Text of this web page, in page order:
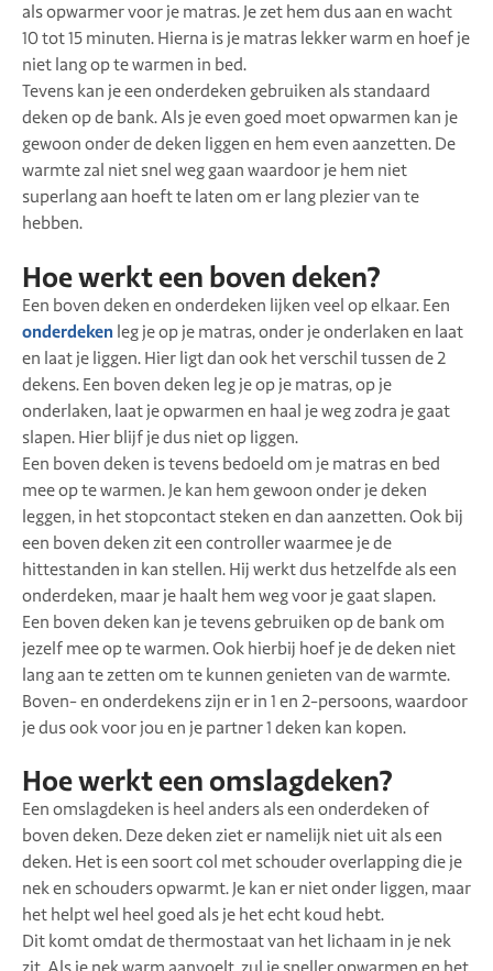
als opwarmer voor je matras. Je zet hem dus aan en wacht
10 tot 15 minuten. Hierna is je matras lekker warm en hoef je
niet lang op te warmen in bed.
Tevens kan je een onderdeken gebruiken als standaard
deken op de bank. Als je even goed moet opwarmen kan je
gewoon onder de deken liggen en hem even aanzetten. De
warmte zal niet snel weg gaan waardoor je hem niet
superlang aan hoeft te laten om er lang plezier van te
hebben.
Hoe werkt een boven deken?
Een boven deken en onderdeken lijken veel op elkaar. Een
onderdeken leg je op je matras, onder je onderlaken en laat
en laat je liggen. Hier ligt dan ook het verschil tussen de 2
dekens. Een boven deken leg je op je matras, op je
onderlaken, laat je opwarmen en haal je weg zodra je gaat
slapen. Hier blijf je dus niet op liggen.
Een boven deken is tevens bedoeld om je matras en bed
mee op te warmen. Je kan hem gewoon onder je deken
leggen, in het stopcontact steken en dan aanzetten. Ook bij
een boven deken zit een controller waarmee je de
hittestanden in kan stellen. Hij werkt dus hetzelfde als een
onderdeken, maar je haalt hem weg voor je gaat slapen.
Een boven deken kan je tevens gebruiken op de bank om
jezelf mee op te warmen. Ook hierbij hoef je de deken niet
lang aan te zetten om te kunnen genieten van de warmte.
Boven- en onderdekens zijn er in 1 en 2-persoons, waardoor
je dus ook voor jou en je partner 1 deken kan kopen.
Hoe werkt een omslagdeken?
Een omslagdeken is heel anders als een onderdeken of
boven deken. Deze deken ziet er namelijk niet uit als een
deken. Het is een soort col met schouder overlapping die je
nek en schouders opwarmt. Je kan er niet onder liggen, maar
het helpt wel heel goed als je het echt koud hebt.
Dit komt omdat de thermostaat van het lichaam in je nek